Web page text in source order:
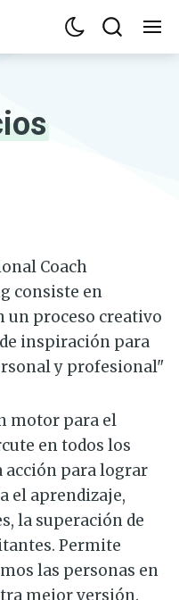
Coach
consiste en
un proceso creativo
inspiración para
y profesional"
motor para el
en todos los
acción para lograr
el aprendizaje,
la superación de
Permite
las personas en
mejor versión.